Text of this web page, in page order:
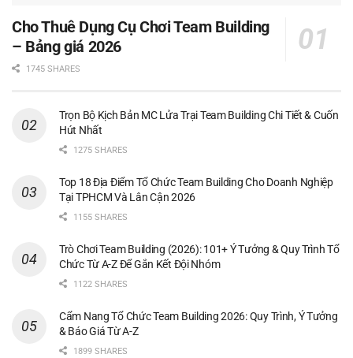
Cho Thuê Dụng Cụ Chơi Team Building
– Bảng giá 2026
1745 SHARES
Trọn Bộ Kịch Bản MC Lửa Trại Team Building Chi Tiết & Cuốn
Hút Nhất
1275 SHARES
Top 18 Địa Điểm Tổ Chức Team Building Cho Doanh Nghiệp
Tại TPHCM Và Lân Cận 2026
1155 SHARES
Trò Chơi Team Building (2026): 101+ Ý Tưởng & Quy Trình Tổ
Chức Từ A-Z Để Gắn Kết Đội Nhóm
1122 SHARES
Cẩm Nang Tổ Chức Team Building 2026: Quy Trình, Ý Tưởng
& Báo Giá Từ A-Z
1899 SHARES